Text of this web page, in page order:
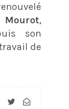
Mourot,
son
de